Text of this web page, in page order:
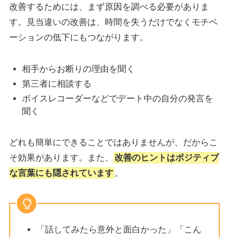
改善するためには、まず原因を調べる必要がありま
す。見当違いの改善は、時間を失うだけでなくモチベ
ーションの低下にもつながります。
相手からお断りの理由を聞く
第三者に相談する
ボイスレコーダーなどでデート中の自分の発言を
聞く
どれも簡単にできることではありませんが、だからこ
そ効果があります。また、
改善のヒントはポジティブ
な言葉にも隠されています。
「話してみたら意外と面白かった」「こん